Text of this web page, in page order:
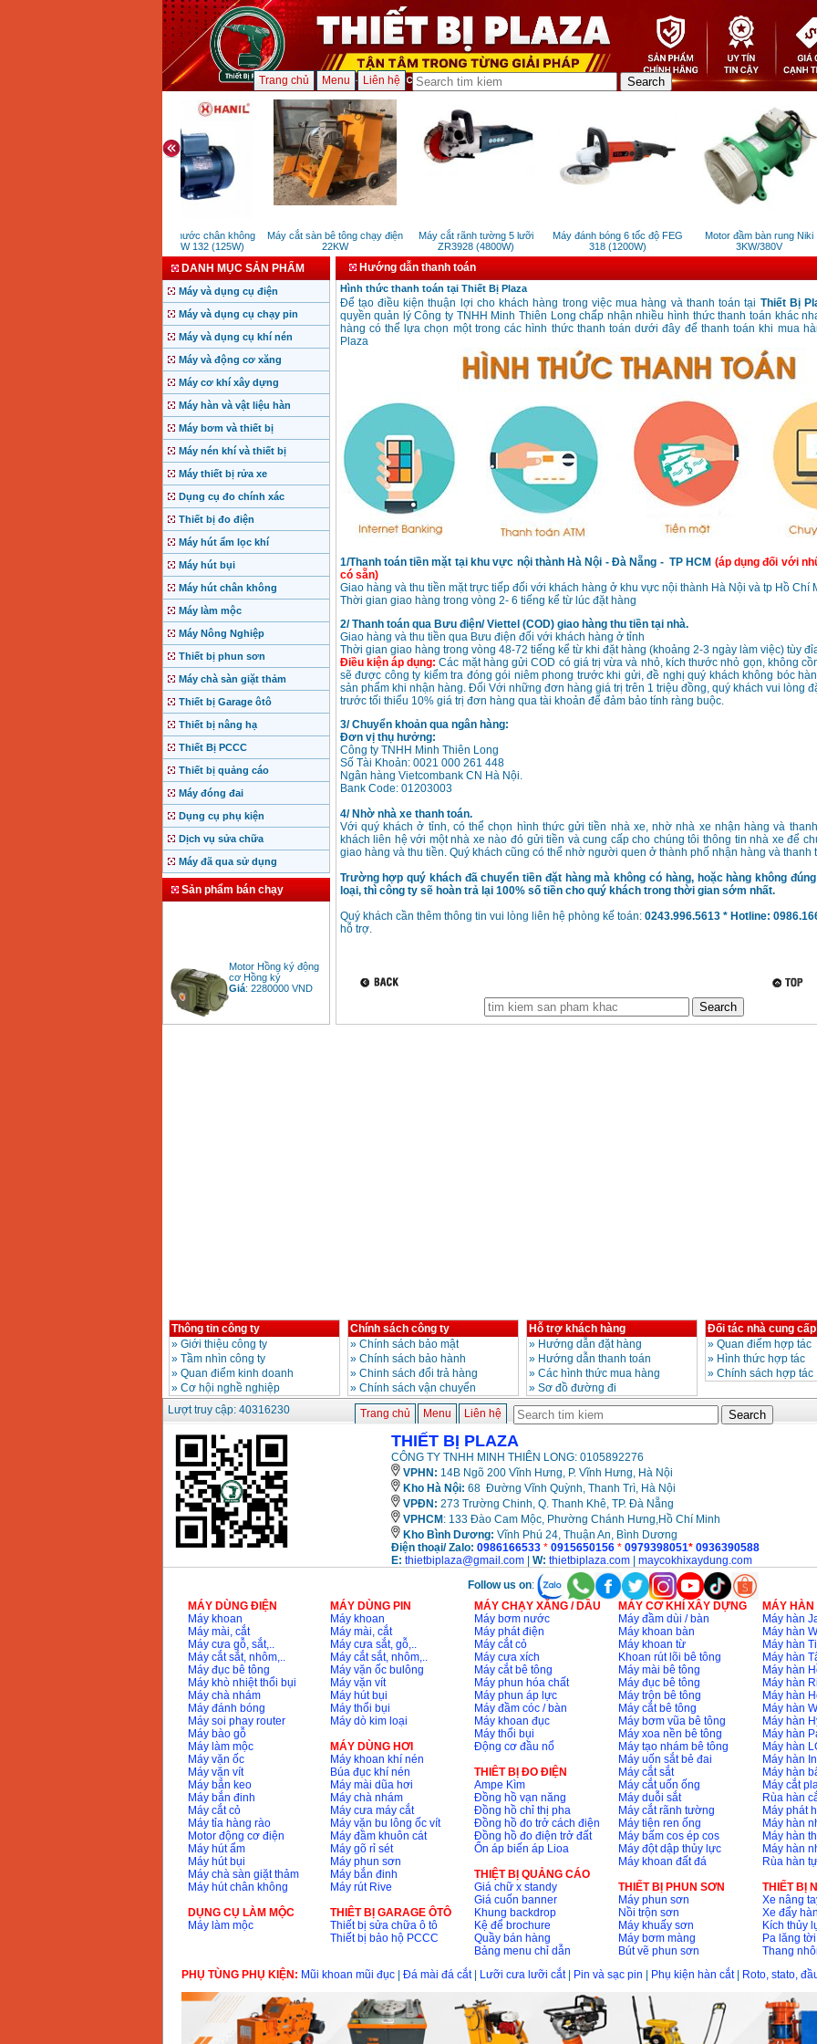
Trang chủ Menu Liên hệ
Máy bơm nước chân không
Hanil PDW 132 (125W)
Máy cắt sàn bê tông chạy điện
22KW
Máy cắt rãnh tường 5 lưỡi
ZR3928 (4800W)
Máy đánh bóng 6 tốc độ FEG
318 (1200W)
Motor đầm bàn rung Niki
3KW/380V
DANH MỤC SẢN PHẨM
Máy và dụng cụ điện
Máy và dụng cụ chạy pin
Máy và dụng cụ khí nén
Máy và động cơ xăng
Máy cơ khí xây dựng
Máy hàn và vật liệu hàn
Máy bơm và thiết bị
Máy nén khí và thiết bị
Máy thiết bị rửa xe
Dụng cụ đo chính xác
Thiết bị đo điện
Máy hút ẩm lọc khí
Máy hút bụi
Máy hút chân không
Máy làm mộc
Máy Nông Nghiệp
Thiết bị phun sơn
Máy chà sàn giặt thảm
Thiết bị Garage ôtô
Thiết bị nâng hạ
Thiết Bị PCCC
Thiết bị quảng cáo
Máy đóng đai
Dụng cụ phụ kiện
Dịch vụ sửa chữa
Máy đã qua sử dụng
Sản phẩm bán chạy
Motor Hồng ký động
cơ Hồng ký
Giá:2280000
Máy cắt góc đa năng
Makita LS1019L
(1510W)
Giá:14068000
Bộ máy khoan 100
13RE (650W)
Giá: 2200000
Máy khoan Bosch
GSB 16RE (750W)
Giá: 1850000
Giá: 7200000
Máy mài 100mm
Makita 9553B (710W)
Giá:1296000VND
Hướng dẫn thanh toán
Hình thức thanh toán tại Thiết Bị Plaza
Để tạo điều kiện thuận lợi cho khách hàng trong việc mua hàng và thanh toán tại Thiết Bị
quyền quản lý Công ty TNHH Minh Thiên Long chấp nhận nhiều hình thức thanh toán khác
hàng có thể lựa chọn một trong các hình thức thanh toán dưới đây để thanh toán khi mua
Plaza
1/Thanh toán tiền mặt tại khu vực nội thành Hà Nội - Đà Nẵng - TP HCM (áp dụng đối với
có sẵn)
Giao hàng và thu tiền mặt trực tiếp đối với khách hàng ở khu vực nội thành Hà Nội và tp Hồ Chí
Thời gian giao hàng trong vòng 2- 6 tiếng kể từ lúc đặt hàng
2/ Thanh toán qua Bưu điện/ Viettel (COD) giao hàng thu tiền tại nhà.
Giao hàng và thu tiền qua Bưu điện đối với khách hàng ở tỉnh
Thời gian giao hàng trong vòng 48-72 tiếng kể từ khi đặt hàng (khoảng 2-3 ngày làm việc) tùy
Điều kiện áp dụng: Các mặt hàng gửi COD có giá trị vừa và nhỏ, kích thước nhỏ gọn, không
sẽ được công ty kiểm tra đóng gói niêm phong trước khi gửi, đề nghị quý khách không bóc
sản phẩm khi nhận hàng. Đối Với những đơn hàng giá trị trên 1 triệu đồng, quý khách vui lòng
trước tối thiểu 10% giá trị đơn hàng qua tài khoản để đảm bảo tính ràng buộc.
3/ Chuyển khoản qua ngân hàng:
Đơn vị thụ hưởng:
Công ty TNHH Minh Thiên Long
Số Tài Khoản: 0021 000 261 448
Ngân hàng Vietcombank CN Hà Nội.
Bank Code: 01203003
4/ Nhờ nhà xe thanh toán.
Với quý khách ở tỉnh, có thể chọn hình thức gửi tiền nhà xe, nhờ nhà xe nhận hàng và
khách liên hệ với một nhà xe nào đó gửi tiền và cung cấp cho chúng tôi thông tin nhà xe để
giao hàng và thu tiền. Quý khách cũng có thể nhờ người quen ở thành phố nhận hàng và thanh
Trường hợp quý khách đã chuyển tiền đặt hàng mà không có hàng, hoặc hàng không
loại, thì công ty sẽ hoàn trả lại 100% số tiền cho quý khách trong thời gian sớm nhất.
Quý khách cần thêm thông tin vui lòng liên hệ phòng kế toán: 0243.996.5613 * Hotline:
hỗ trợ.
Thông tin công ty
» Giới thiệu công ty
» Tầm nhìn công ty
» Quan điểm kinh doanh
» Cơ hội nghề nghiệp
Chính sách công ty
» Chính sách bảo mật
» Chính sách bảo hành
» Chinh sách đổi trả hàng
» Chính sách vận chuyển
Hỗ trợ khách hàng
» Hướng dẫn đặt hàng
» Hướng dẫn thanh toán
» Các hình thức mua hàng
» Sơ đồ đường đi
Đối tác nhà cung cấp
» Quan điểm hợp tác
» Hình thức hợp tác
» Chính sách hợp tác
Lượt truy cập: 40316230 Trang chủ Menu Liên hệ
THIẾT BỊ PLAZA
CÔNG TY TNHH MINH THIÊN LONG: 0105892276
VPHN: 14B Ngõ 200 Vĩnh Hưng, P. Vĩnh Hưng, Hà Nội
Kho Hà Nội: 68 Đường Vĩnh Quỳnh, Thanh Trì, Hà Nội
VPĐN: 273 Trường Chinh, Q. Thanh Khê, TP. Đà Nẵng
VPHCM : 133 Đào Cam Mộc, Phường Chánh Hưng,Hồ Chí Minh
Kho Bình Dương: Vĩnh Phú 24, Thuận An, Bình Dương
Điện thoại/ Zalo: 0986166533 * 0915650156* 0979398051* 0936390588
E: thietbiplaza@gmail.com| W: thietbiplaza.com| maycokhixaydung.com
Follow us on:
MÁY DÙNG ĐIỆN
Máy khoan
Máy mài, cắt
Máy cưa gỗ, sắt,..
Máy cắt sắt, nhôm,..
Máy đục bê tông
Máy khò nhiệt thổi bụi
Máy chà nhám
Máy đánh bóng
Máy soi phay router
Máy bào gỗ
Máy làm mộc
Máy vặn ốc
Máy vặn vít
Máy bắn keo
Máy bắn đinh
Máy cắt cỏ
Máy tỉa hàng rào
Motor động cơ điện
Máy hút ẩm
Máy hút bụi
Máy chà sàn giặt thảm
Máy hút chân không
DỤNG CỤ LÀM MỘC
Máy làm mộc
MÁY DÙNG PIN
Máy khoan
Máy mài, cắt
Máy cưa sắt, gỗ,..
Máy cắt sắt, nhôm,..
Máy vặn ốc bulông
Máy vặn vít
Máy hút bụi
Máy thổi bụi
Máy dò kim loại
MÁY DÙNG HƠI
Máy khoan khí nén
Búa đục khí nén
Máy mài dũa hơi
Máy chà nhám
Máy cưa máy cắt
Máy vặn bu lông ốc vít
Máy đầm khuôn cát
Máy gõ rỉ sét
Máy phun sơn
Máy bắn đinh
Máy rút Rive
THIÊT BỊ GARAGE ÔTÔ
Thiết bị sửa chữa ô tô
Thiết bị bảo hộ PCCC
MÁY CHẠY XĂNG / DẦU
Máy bơm nước
Máy phát điện
Máy cắt cỏ
Máy cưa xích
Máy cắt bê tông
Máy phun hóa chất
Máy phun áp lực
Máy đầm cóc / bàn
Máy khoan đục
Máy thổi bụi
Động cơ đầu nổ
THIÊT BỊ ĐO ĐIỆN
Ampe Kìm
Đồng hồ vạn năng
Đồng hồ chỉ thị pha
Đồng hồ đo trở cách điện
Đồng hồ đo điện trở đất
Ổn áp biến áp Lioa
THIỆT BỊ QUẢNG CÁO
Giá chữ x standy
Giá cuốn banner
Khung backdrop
Kệ để brochure
Quầy bán hàng
Bảng menu chỉ dẫn
MÁY CƠ KHÍ XÂY DỰNG
Máy đầm dùi / bàn
Máy khoan bàn
Máy khoan từ
Khoan rút lõi bê tông
Máy mài bê tông
Máy đục bê tông
Máy trộn bê tông
Máy cắt bê tông
Máy bơm vũa bê tông
Máy xoa nền bê tông
Máy tạo nhám bê tông
Máy uốn sắt bẻ đai
Máy cắt sắt
Máy cắt uốn ống
Máy duỗi sắt
Máy cắt rãnh tường
Máy tiện ren ống
Máy bấm cos ép cos
Máy đột dập thủy lực
Máy khoan đất đá
THIẾT BỊ PHUN SƠN
Máy phun sơn
Nồi trộn sơn
Máy khuấy sơn
Máy bơm màng
Bút vẽ phun sơn
MÁY HÀN
Máy hàn
Máy hàn
Máy hàn
Máy hàn
Máy hàn
Máy hàn
Máy hàn
Máy hàn
Máy hàn
Máy hàn
Máy hàn
Máy hàn
Máy hàn
Máy cắt
Rùa hàn
Máy phát
Máy hàn
Máy hàn
Máy hàn
Rùa hàn
THIẾT BỊ
Xe nâng
Xe đẩy
Kích thủy
Pa lăng
Thang
PHỤ TÙNG PHỤ KIỆN: Mũi khoan mũi đục| Đá mài đá cắt| Lưỡi cưa lưỡi cắt| Pin và sạc pin Phụ kiện hàn cắt| Roto, stato,